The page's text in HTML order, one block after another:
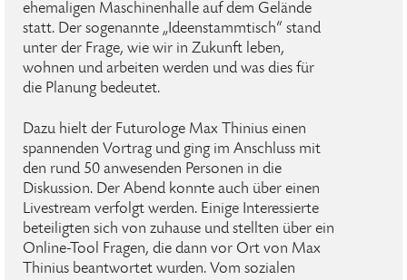
ehemaligen Maschinenhalle auf dem Gelände
statt. Der sogenannte „Ideenstammtisch“ stand
unter der Frage, wie wir in Zukunft leben,
wohnen und arbeiten werden und was dies für
die Planung bedeutet.
Dazu hielt der Futurologe Max Thinius einen
spannenden Vortrag und ging im Anschluss mit
den rund 50 anwesenden Personen in die
Diskussion. Der Abend konnte auch über einen
Livestream verfolgt werden. Einige Interessierte
beteiligten sich von zuhause und stellten über ein
Online-Tool Fragen, die dann vor Ort von Max
Thinius beantwortet wurden. Vom sozialen